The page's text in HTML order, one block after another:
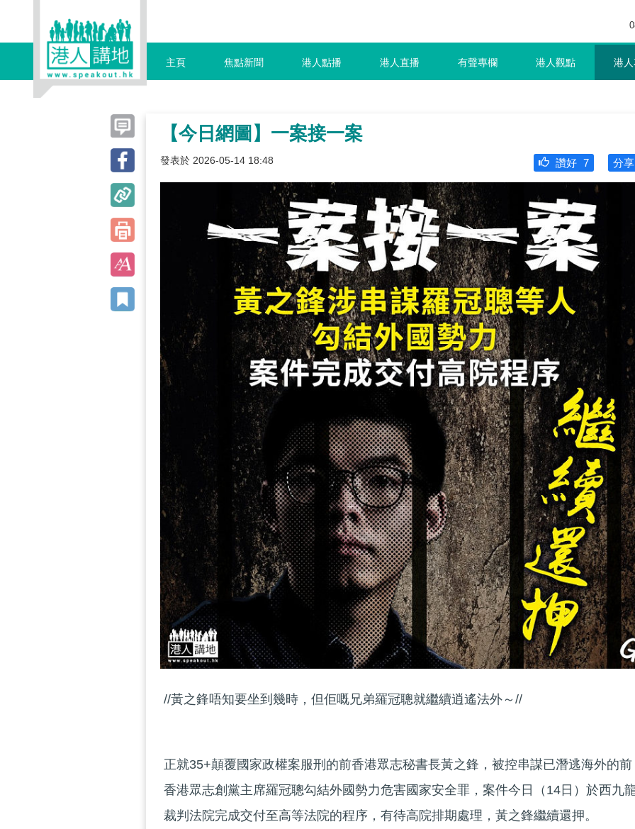
主頁 焦點新聞 港人點播 港人直播 有聲專欄 港人觀點 港
【今日網圖】一案接一案
發表於 2026-05-14 18:48 分享
讚好 7
//黃之鋒唔知要坐到幾時，但佢嘅兄弟羅冠聰就繼續逍遙法外～//
正就35+顛覆國家政權案服刑的前香港眾志秘書長黃之鋒，被控串謀已潛逃海外的前
香港眾志創黨主席羅冠聰勾結外國勢力危害國家安全罪，案件今日（14日）於西九
裁判法院完成交付至高等法院的程序，有待高院排期處理，黃之鋒繼續還押。